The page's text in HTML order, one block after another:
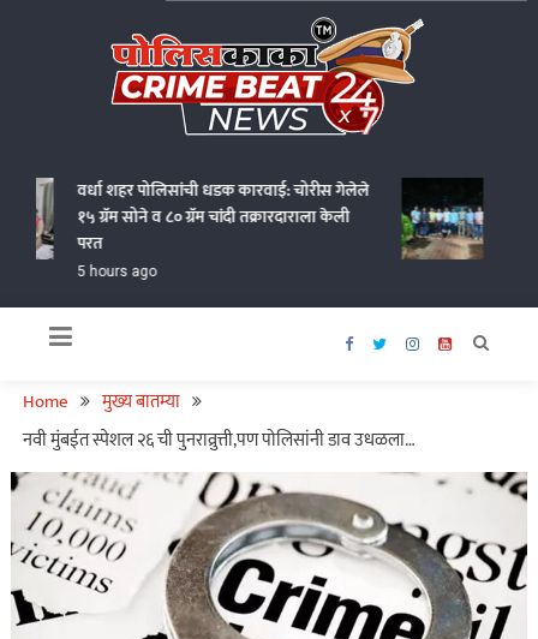
वर्धा शहर पोलिसांची धडक कारवाई: चोरीस गेलेले
१५ ग्रॅम सोने व ८० ग्रॅम चांदी तक्रारदाराला केली
परत
5 hours ago
Home
मुख्य बातम्या
नवी मुंबईत स्पेशल २६ ची पुनराव्रुत्ती,पण पोलिसांनी डाव उधळला…